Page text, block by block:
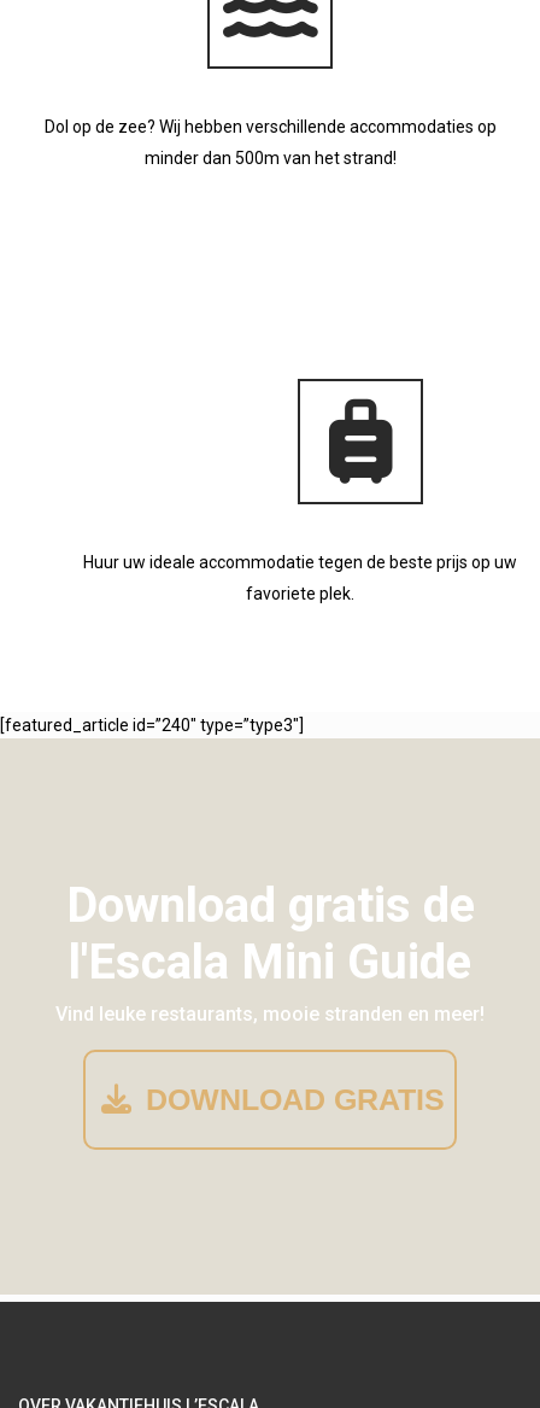
Dol op de zee? Wij hebben verschillende accommodaties op
minder dan 500m van het strand!
Huur uw ideale accommodatie tegen de beste prijs op uw
favoriete plek.
[featured_article id=”240″ type=”type3″]
Download gratis de
l'Escala Mini Guide
Vind leuke restaurants, mooie stranden en meer!
DOWNLOAD GRATIS